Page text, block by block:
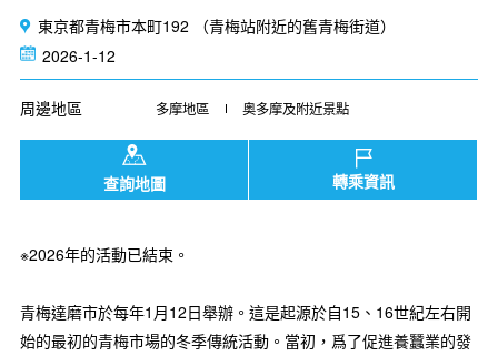
東京都青梅市本町192 （青梅站附近的舊青梅街道）
2026-1-12
周邊地區 多摩地區 奥多摩及附近景點
查詢地圖 轉乘資訊
※2026年的活動已結束。
青梅達磨市於每年1月12日舉辦。這是起源於自15、16世紀左右開
始的最初的青梅市場的冬季傳統活動。當初，爲了促進養蠶業的發